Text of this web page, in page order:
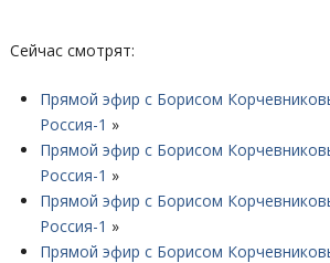
Сейчас смотрят:
Прямой эфир с Борисом
Россия-1 »
Прямой эфир с Борисом
Россия-1 »
Прямой эфир с Борисом
Россия-1 »
Прямой эфир с Борисом